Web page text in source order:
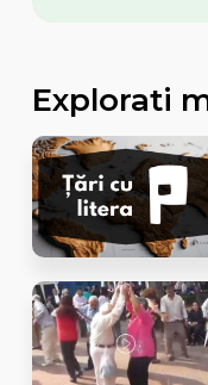
Explorati